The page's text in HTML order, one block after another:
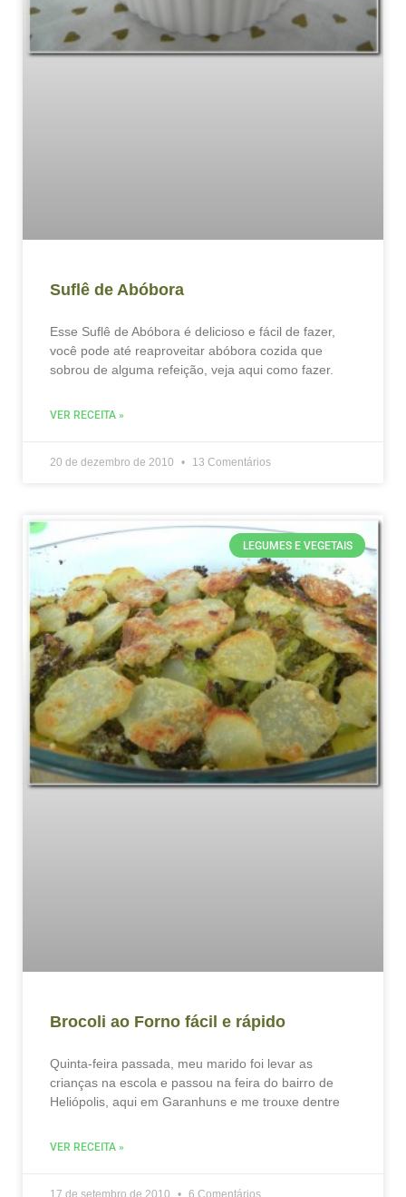
Suflê de Abóbora
Esse Suflê de Abóbora é delicioso e fácil de fazer,
você pode até reaproveitar abóbora cozida que
sobrou de alguma refeição, veja aqui como fazer.
VER RECEITA »
20 de dezembro de 2010 13 Comentários
LEGUMES E VEGETAIS
Brocoli ao Forno fácil e rápido
Quinta-feira passada, meu marido foi levar as
crianças na escola e passou na feira do bairro de
Heliópolis, aqui em Garanhuns e me trouxe dentre
VER RECEITA »
17 de setembro de 2010 6 Comentários